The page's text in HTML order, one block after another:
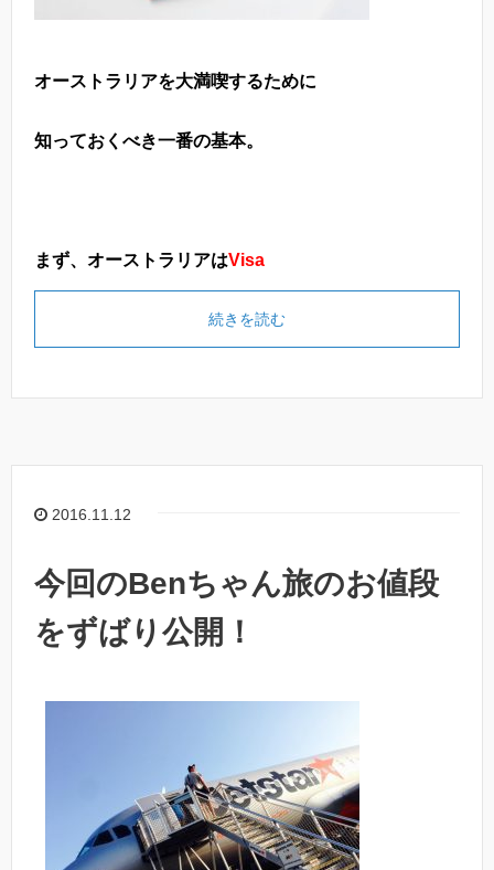
オーストラリアを大満喫するために
知っておくべき一番の基本。
まず、オーストラリアはVisa
続きを読む
2016.11.12
今回のBenちゃん旅のお値段
をずばり公開！